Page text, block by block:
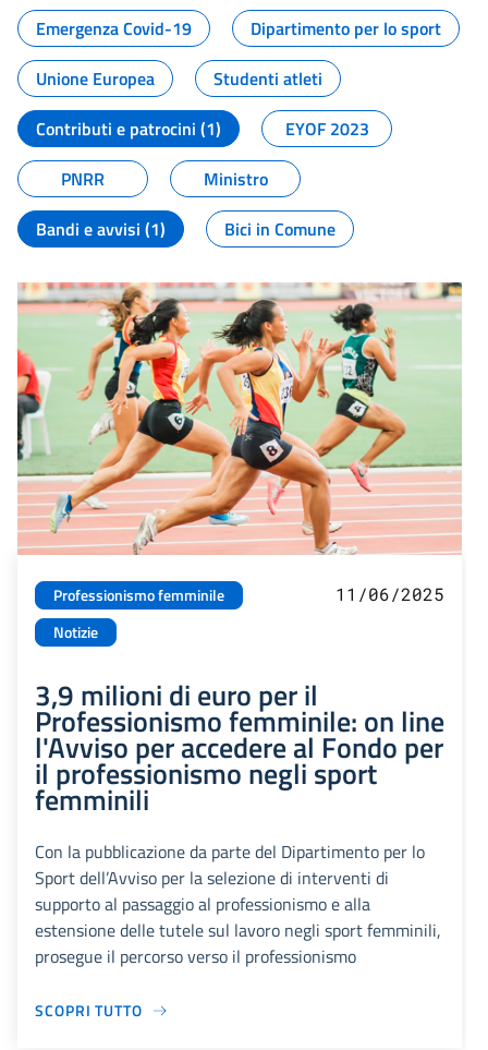
Emergenza Covid-19
Dipartimento per lo sport
Unione Europea
Studenti atleti
Contributi e patrocini (1)
EYOF 2023
PNRR
Ministro
Bandi e avvisi (1)
Bici in Comune
Professionismo femminile
Notizie
11/06/2025
3,9 milioni di euro per il
Professionismo femminile: on line
l'Avviso per accedere al Fondo per
il professionismo negli sport
femminili
Con la pubblicazione da parte del Dipartimento per lo
Sport dell’Avviso per la selezione di interventi di
supporto al passaggio al professionismo e alla
estensione delle tutele sul lavoro negli sport femminili,
prosegue il percorso verso il professionismo
SCOPRI TUTTO